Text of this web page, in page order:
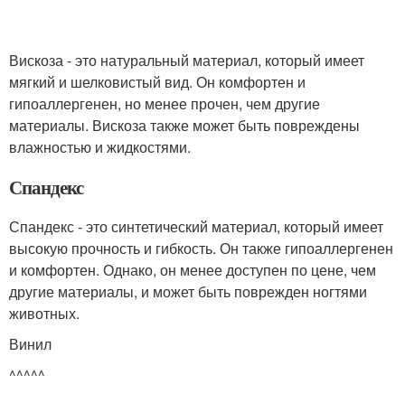
Вискоза - это натуральный материал, который имеет
мягкий и шелковистый вид. Он комфортен и
гипоаллергенен, но менее прочен, чем другие
материалы. Вискоза также может быть повреждены
влажностью и жидкостями.
Спандекс
Спандекс - это синтетический материал, который имеет
высокую прочность и гибкость. Он также гипоаллергенен
и комфортен. Однако, он менее доступен по цене, чем
другие материалы, и может быть поврежден ногтями
животных.
Винил
^^^^^